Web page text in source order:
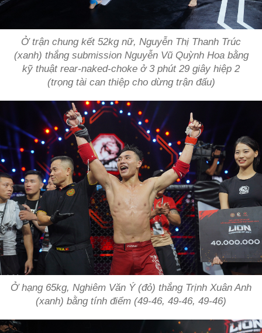
Ở trận chung kết 52kg nữ, Nguyễn Thị Thanh Trúc
(xanh) thắng submission Nguyễn Vũ Quỳnh Hoa bằng
kỹ thuật rear-naked-choke ở 3 phút 29 giây hiệp 2
(trọng tài can thiệp cho dừng trận đấu)
Ở hạng 65kg, Nghiêm Văn Ý (đỏ) thắng Trịnh Xuân Anh
(xanh) bằng tính điểm (49-46, 49-46, 49-46)